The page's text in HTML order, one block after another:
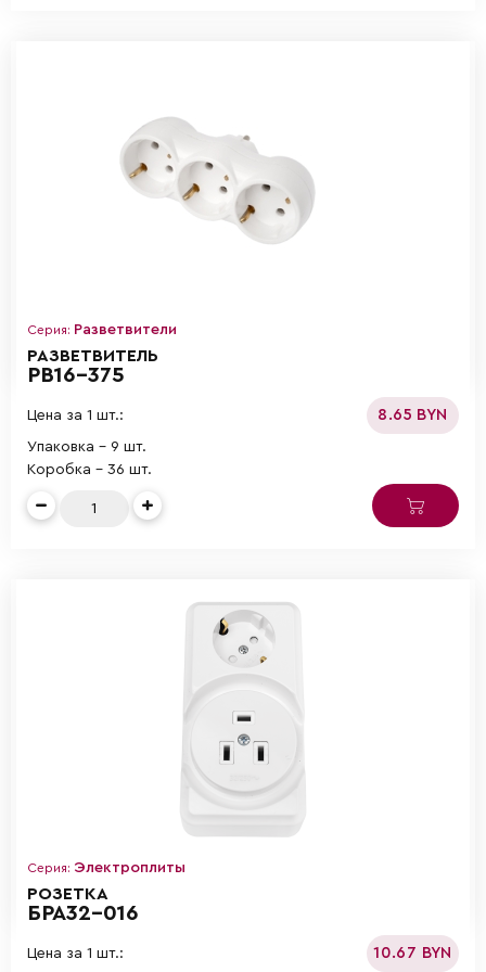
Серия: Разветвители
РАЗВЕТВИТЕЛЬ
РВ16-375
Цена за 1 шт.: 8.65 BYN
Упаковка - 9 шт.
Коробка - 36 шт.
Серия: Электроплиты
РОЗЕТКА
БРА32-016
Цена за 1 шт.: 10.67 BYN